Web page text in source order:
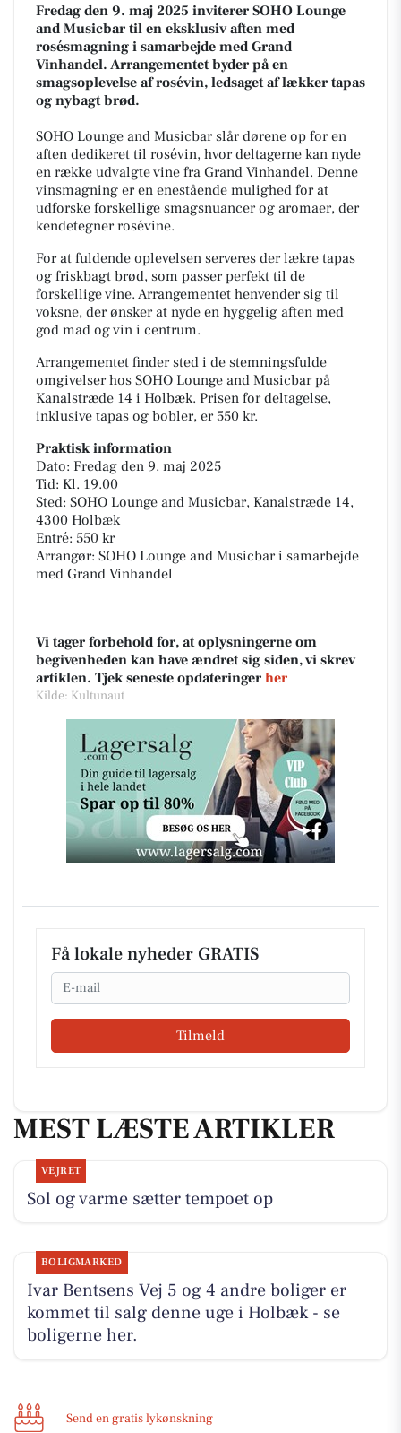
Fredag den 9. maj 2025 inviterer SOHO Lounge
and Musicbar til en eksklusiv aften med
rosésmagning i samarbejde med Grand
Vinhandel. Arrangementet byder på en
smagsoplevelse af rosévin, ledsaget af lækker tapas
og nybagt brød.
SOHO Lounge and Musicbar slår dørene op for en
aften dedikeret til rosévin, hvor deltagerne kan nyde
en række udvalgte vine fra Grand Vinhandel. Denne
vinsmagning er en enestående mulighed for at
udforske forskellige smagsnuancer og aromaer, der
kendetegner rosévine.
For at fuldende oplevelsen serveres der lækre tapas
og friskbagt brød, som passer perfekt til de
forskellige vine. Arrangementet henvender sig til
voksne, der ønsker at nyde en hyggelig aften med
god mad og vin i centrum.
Arrangementet finder sted i de stemningsfulde
omgivelser hos SOHO Lounge and Musicbar på
Kanalstræde 14 i Holbæk. Prisen for deltagelse,
inklusive tapas og bobler, er 550 kr.
Praktisk information
Dato: Fredag den 9. maj 2025
Tid: Kl. 19.00
Sted: SOHO Lounge and Musicbar, Kanalstræde 14,
4300 Holbæk
Entré: 550 kr
Arrangør: SOHO Lounge and Musicbar i samarbejde
med Grand Vinhandel
Vi tager forbehold for, at oplysningerne om
begivenheden kan have ændret sig siden, vi skrev
artiklen. Tjek seneste opdateringer her
Kilde: Kultunaut
Få lokale nyheder GRATIS
Email
Tilmeld
MEST LÆSTE ARTIKLER
VEJRET
Sol og varme sætter tempoet op
BOLIGMARKED
Ivar Bentsens Vej 5 og 4 andre boliger er
kommet til salg denne uge i Holbæk - se
boligerne her.
Send en gratis lykønskning